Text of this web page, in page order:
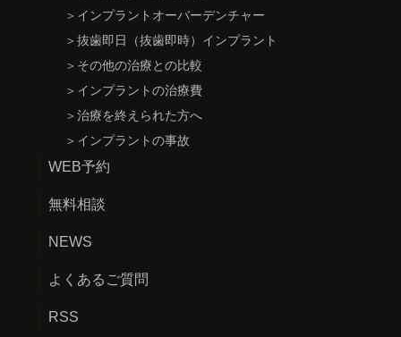
＞ インプラントオーバーデンチャー
＞抜歯即日（抜歯即時）インプラント
＞ その他の治療との比較
＞ インプラントの治療費
＞治療を終えられた方へ
＞ インプラントの事故
WEB予約
無料相談
NEWS
よくあるご質問
RSS